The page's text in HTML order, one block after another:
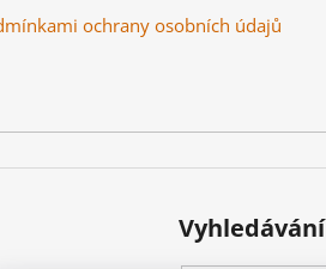
ochrany osobních údajů
Vyhledávání